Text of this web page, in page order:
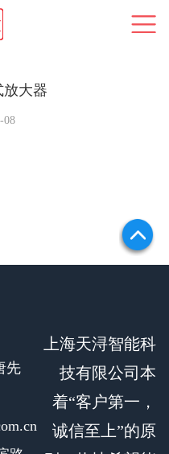
放大器
08
先
上海天浔智能科
技有限公司本
着“客户第一，
诚信至上”的原